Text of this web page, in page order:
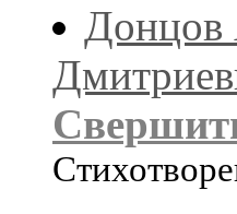
Донцов